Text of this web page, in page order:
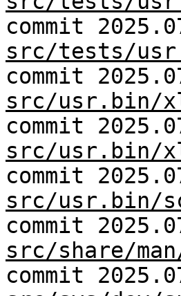
commit
src/tests/
commit
src/usr.bin/
commit
src/usr.bin/
commit
src/usr.bin/
commit
src/share/
commit